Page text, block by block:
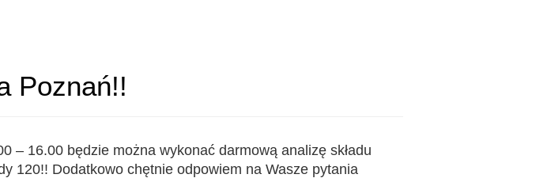
Poznań!!
– 16.00 będzie można wykonać darmową analizę składu
120!! Dodatkowo chętnie odpowiem na Wasze pytania